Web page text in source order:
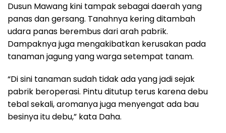
Dusun Mawang kini tampak sebagai daerah yang
panas dan gersang. Tanahnya kering ditambah
udara panas berembus dari arah pabrik.
Dampaknya juga mengakibatkan kerusakan pada
tanaman jagung yang warga setempat tanam.
“Di sini tanaman sudah tidak ada yang jadi sejak
pabrik beroperasi. Pintu ditutup terus karena debu
tebal sekali, aromanya juga menyengat ada bau
besinya itu debu,” kata Daha.